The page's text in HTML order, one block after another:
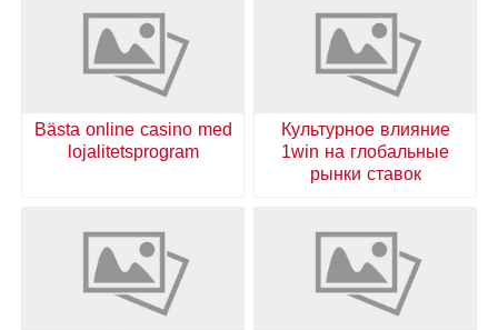
Культурное влияние
1win на глобальные
рынки ставок
Bästa online casino med
lojalitetsprogram